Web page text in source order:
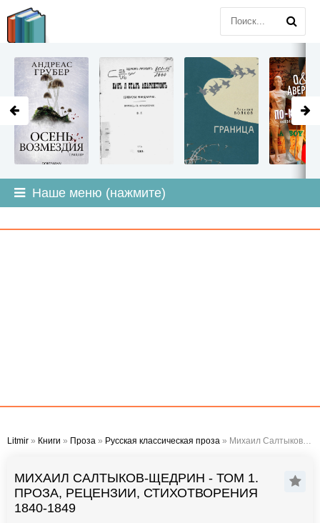
Наше меню (нажмите)
Litmir » Книги » Проза » Русская классическая проза » Михаил Салтыков-Щедрин - Том 1. Проза, рецензии, стихотворения 1840-1849
МИХАИЛ САЛТЫКОВ-ЩЕДРИН - ТОМ 1.
ПРОЗА, РЕЦЕНЗИИ, СТИХОТВОРЕНИЯ
1840-1849
LITMIR.ORG